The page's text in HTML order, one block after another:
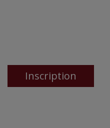
Inscription